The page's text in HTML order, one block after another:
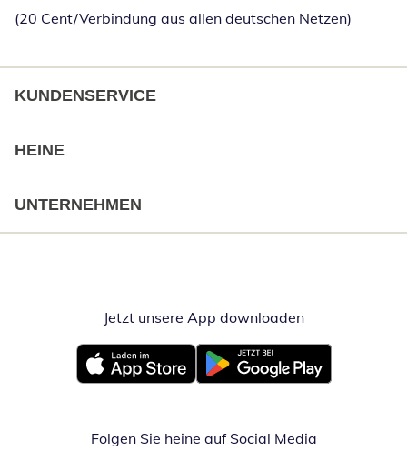
(20 Cent/Verbindung aus allen deutschen Netzen)
KUNDENSERVICE
HEINE
UNTERNEHMEN
Jetzt unsere App downloadenÖffnet in
Öffnet in neuem FensterÖffnet in neuem Fenster
Folgen Sie heine auf Social Media